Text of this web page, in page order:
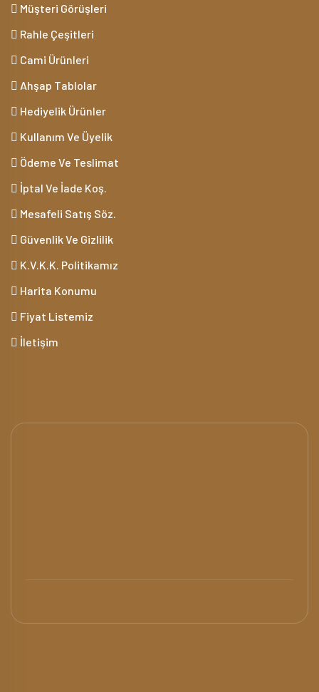
Müşteri Görüşleri
Rahle Çeşitleri
Cami Ürünleri
Ahşap Tablolar
Hediyelik Ürünler
Kullanım Ve Üyelik
Ödeme Ve Teslimat
İptal Ve İade Koş.
Mesafeli Satış Söz.
Güvenlik Ve Gizlilik
K.V.K.K. Politikamız
Harita Konumu
Fiyat Listemiz
İletişim